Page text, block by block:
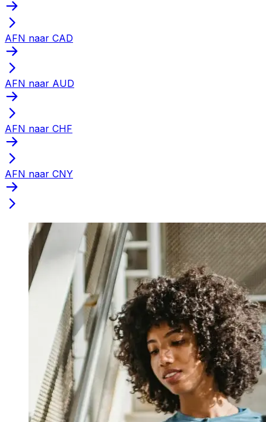
AFN naar CAD
AFN naar AUD
AFN naar CHF
AFN naar CNY